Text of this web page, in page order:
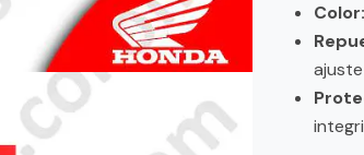
Color: